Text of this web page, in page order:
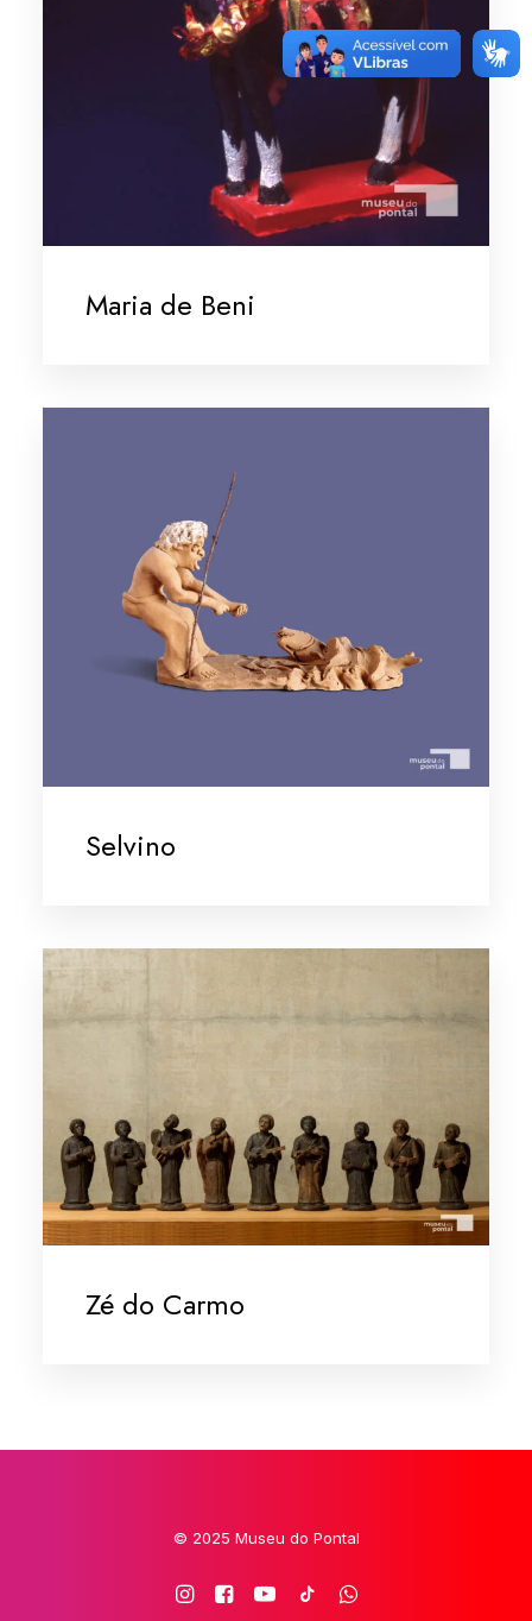
Maria de Beni
Selvino
Zé do Carmo
© 2025 Museu do Pontal